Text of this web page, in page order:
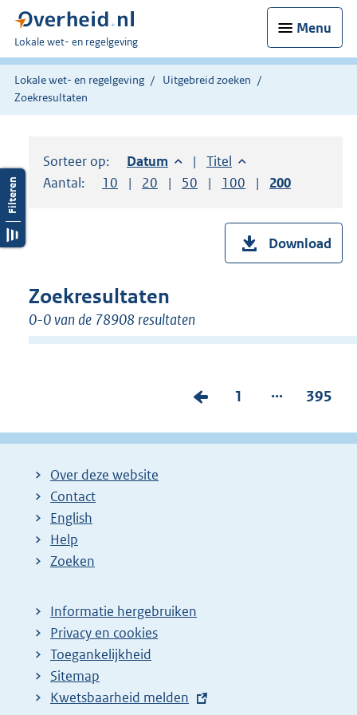
Menu
U
bent
hier:
Lokale wet- en regelgeving
Lokale wet- en regelgeving
Uitgebreid zoeken
Zoekresultaten
Sorteer op: Sorteer op:
Datum aflopendSorteer op:
Titel oplopend
Aantal:
Toon
10 resultaten per pagina
Toon
20 resultaten per pagina
Toon
50 resultaten per pagina
Toon
100 resultaten per
Toon
200
Download
Zoekresultaten
0-0 van de 78908 resultaten
V
r
o
P
g
1 ...
P
g
395
Over deze website
Contact
English
Help
Zoeken
Informatie hergebruiken
Privacy en cookies
Toegankelijkheid
Sitemap
E
Kwetsbaarheid melden